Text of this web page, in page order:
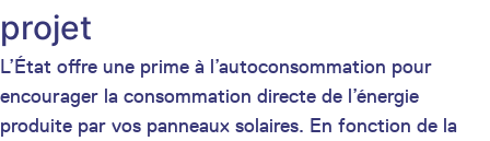
projet
L’État offre une prime à l’autoconsommation pour
encourager la consommation directe de l’énergie
produite par vos panneaux solaires. En fonction de la